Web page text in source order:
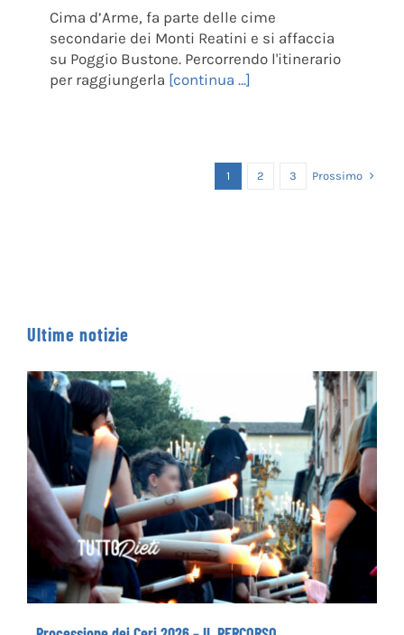
Cima d’Arme, fa parte delle cime
secondarie dei Monti Reatini e si affaccia
su Poggio Bustone. Percorrendo l'itinerario
per raggiungerla [continua ...]
1 2 3 Prossimo
Ultime notizie
Processione dei Ceri 2026 – IL PERCORSO